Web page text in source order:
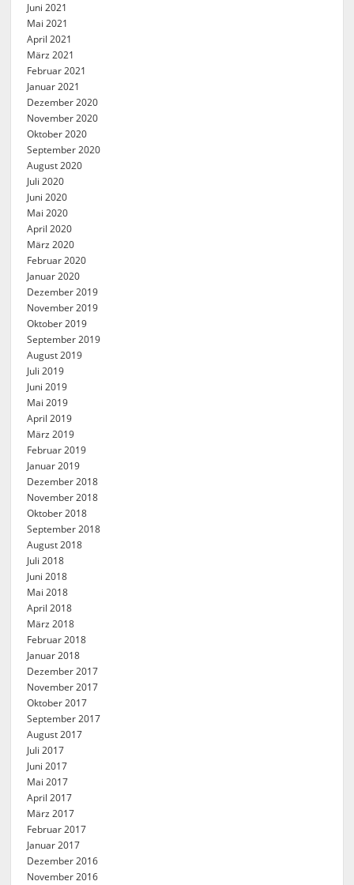
Juni 2021
Mai 2021
April 2021
März 2021
Februar 2021
Januar 2021
Dezember 2020
November 2020
Oktober 2020
September 2020
August 2020
Juli 2020
Juni 2020
Mai 2020
April 2020
März 2020
Februar 2020
Januar 2020
Dezember 2019
November 2019
Oktober 2019
September 2019
August 2019
Juli 2019
Juni 2019
Mai 2019
April 2019
März 2019
Februar 2019
Januar 2019
Dezember 2018
November 2018
Oktober 2018
September 2018
August 2018
Juli 2018
Juni 2018
Mai 2018
April 2018
März 2018
Februar 2018
Januar 2018
Dezember 2017
November 2017
Oktober 2017
September 2017
August 2017
Juli 2017
Juni 2017
Mai 2017
April 2017
März 2017
Februar 2017
Januar 2017
Dezember 2016
November 2016